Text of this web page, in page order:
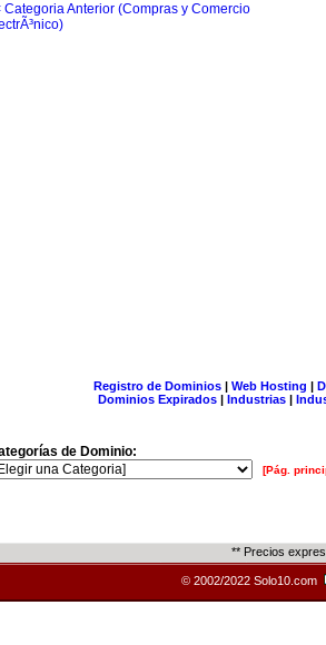
Categoria Anterior (Compras y Comercio
Registro de Dominios| Web Hosting |
Dominios Expirados | Industrias |
de Dominio:
[Pág.
** Precios
© 2002/2022 Solo10.com